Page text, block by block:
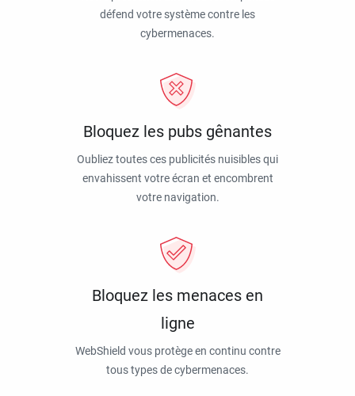
défend votre système contre les
cybermenaces.
Bloquez les pubs gênantes
Oubliez toutes ces publicités nuisibles qui
envahissent votre écran et encombrent
votre navigation.
Bloquez les menaces en
ligne
WebShield vous protège en continu contre
tous types de cybermenaces.